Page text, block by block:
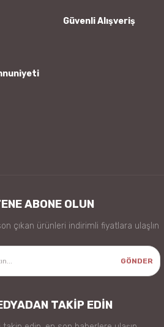
bulunuyor. Güvenli Alışveriş
ABONE OLUN
çıkan ürünleri indirimli fiyatlara ulaşlın
GÖNDER
TAKİP EDİN